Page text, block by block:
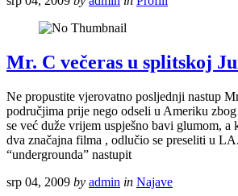
Mr. C večeras u splitskoj
Ne propustite vjerovatno posljednji nastup
područjima prije nego odseli u Ameriku
se već duže vrijem uspješno bavi glumom, a
dva značajna filma , odlučio se preseliti u
“undergrounda” nastupit
srp 04, 2009 by admin in Najave